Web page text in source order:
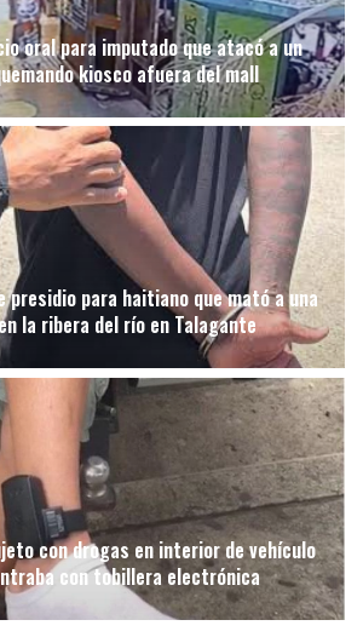
oral para imputado que atacó a un
kiosco afuera del mall
presidio para haitiano que mató a una
la ribera del río en Talagante
con drogas en interior de vehículo
con tobillera electrónica